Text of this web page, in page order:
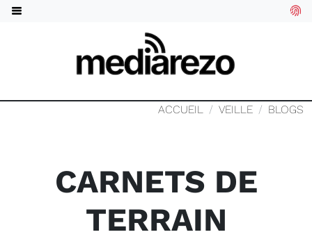
ACCUEIL VEILLE BLOGS
CARNETS DE
TERRAIN